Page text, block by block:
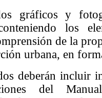
gráficos y
los
de la
urbana, en
deberán incluir
del